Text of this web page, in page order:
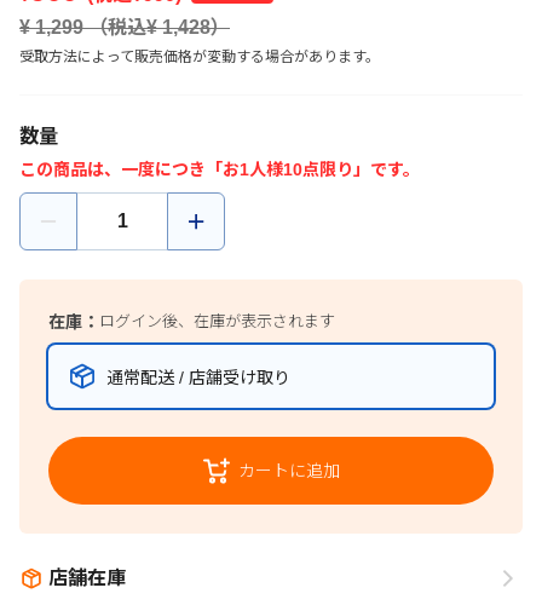
¥ 1,299（税込¥1,428）
受取方法によって販売価格が変動する場合があります。
数量
この商品は、一度につき「お1人様10点限り」です。
在庫： ログイン後、在庫が表示されます
通常配送 / 店舗受け取り
カートに追加
店舗在庫